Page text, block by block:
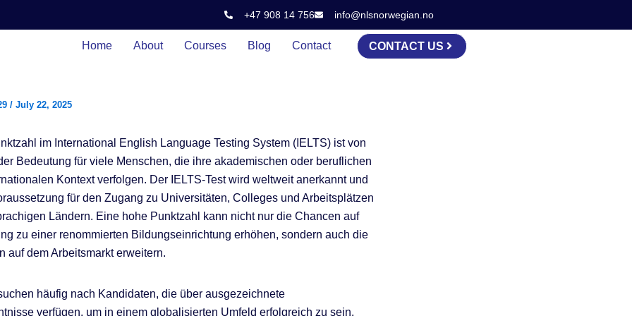
+47 908 14 756 info@nlsnorwegian.no
Home About Courses Blog Contact CONTACT US
/ July 22, 2025
im International English Language Testing System (IELTS) ist von
Bedeutung für viele Menschen, die ihre akademischen oder beruflichen
Kontext verfolgen. Der IELTS-Test wird weltweit anerkannt und
für den Zugang zu Universitäten, Colleges und Arbeitsplätzen
Ländern. Eine hohe Punktzahl kann nicht nur die Chancen auf
zu einer renommierten Bildungseinrichtung erhöhen, sondern auch die
auf dem Arbeitsmarkt erweitern.
häufig nach Kandidaten, die über ausgezeichnete
verfügen, um in einem globalisierten Umfeld erfolgreich zu sein.